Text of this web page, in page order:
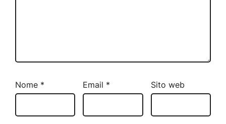
Nome * Email * Sito web